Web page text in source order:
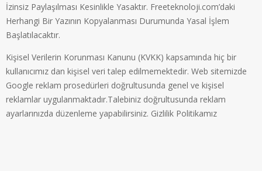
İzinsiz Paylaşılması Kesinlikle Yasaktır. Freeteknoloji.com’daki
Herhangi Bir Yazının Kopyalanması Durumunda Yasal İşlem
Başlatılacaktır.
Kişisel Verilerin Korunması Kanunu (KVKK) kapsamında hiç bir
kullanıcımız dan kişisel veri talep edilmemektedir. Web sitemizde
Google reklam prosedürleri doğrultusunda genel ve kişisel
reklamlar uygulanmaktadır.Talebiniz doğrultusunda reklam
ayarlarınızda düzenleme yapabilirsiniz. Gizlilik Politikamız